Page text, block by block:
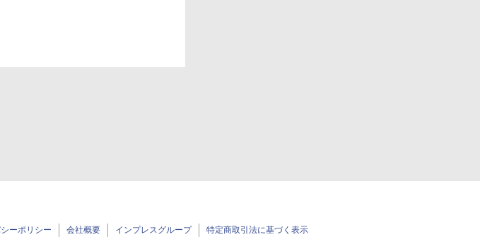
ーポリシー 会社概要 インプレスグループ 特定商取引法に基づく表示